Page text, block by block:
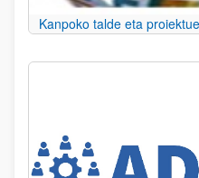
Kanpoko talde eta